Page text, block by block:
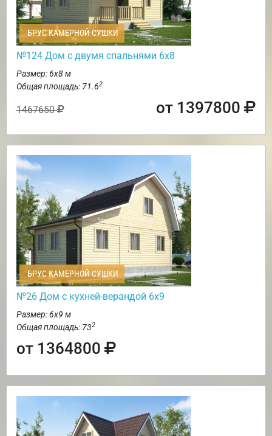
БРУС КАМЕРНОЙ СУШКИ
№124 Дом с двумя спальнями 6х8
Размер: 6х8 м
Общая площадь: 71.62
1467650 от 1397800
БРУС КАМЕРНОЙ СУШКИ
№26 Дом с кухней-верандой 6х9
Размер: 6х9 м
Общая площадь: 732
от 1364800